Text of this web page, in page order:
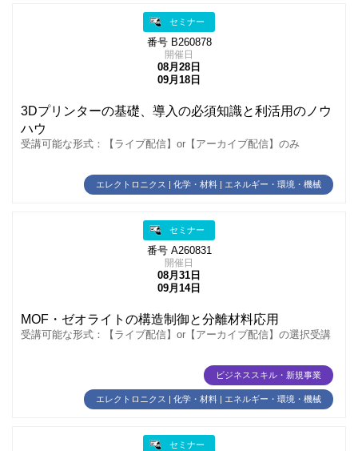
セミナー
番号 B260878
開催日
08月28日
09月18日
3Dプリンターの基礎、導入の必須知識と利活用のノウ
ハウ
受講可能な形式：【ライブ配信】or【アーカイブ配信】のみ
エレクトロニクス | 化学・材料 | エネルギー・環境・機械
セミナー
番号 A260831
開催日
08月31日
09月14日
MOF・ゼオライトの構造制御と分離材料応用
受講可能な形式：【ライブ配信】or【アーカイブ配信】の選択受講
ビジネススキル・新規事業
エレクトロニクス | 化学・材料 | エネルギー・環境・機械
セミナー